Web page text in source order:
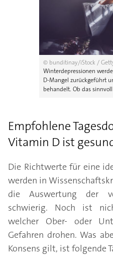
© bunditinay/iStock /
Winterdepressionen
D-Mangel zurückgeführt
behandelt. Ob das
Empfohlene
Vitamin D ist
Die Richtwerte für eine
werden in
die Auswertung der
schwierig. Noch ist
welcher Ober- oder
Gefahren drohen. Was
Konsens gilt, ist folgende